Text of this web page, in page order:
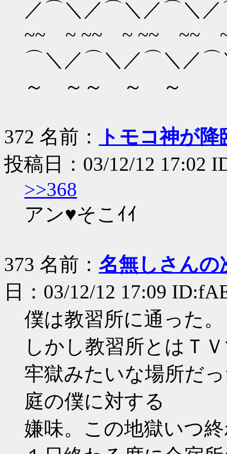
／⌒＼／⌒＼／⌒＼
~~ ~ ~~ ~ ~~ ~~
⌒＼／⌒＼／⌒＼／
～ ～～ ～ ～
372 名前：
トモコ神が
投稿日：03/12/12 17:02
>>368
アン♥そこｲｲ
373 名前： 名無しさんの
日：03/12/12 17:09
僕は教習所に通った。
しかし教習所とはＴ
牢獄みたいな場所だ
庭の僕に対する
嫌味。この地獄いつ